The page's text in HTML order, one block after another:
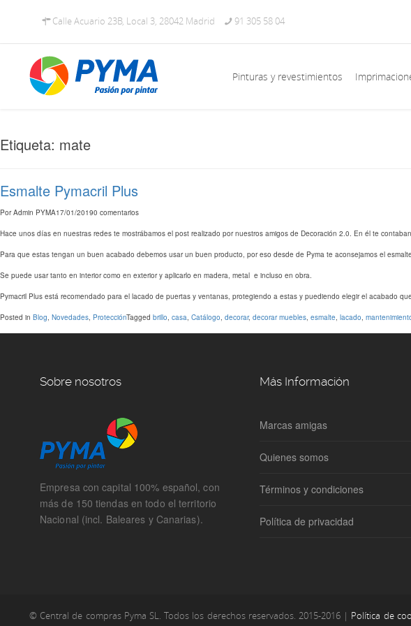
Calle Acuario 23B, Local 3, 28042 Madrid 91 305 58 04
Pinturas y revestimientos
Etiqueta: mate
Esmalte Pymacril Plus
PorAdmin PYMA17/01/20190 comentarios
Hace unos días en nuestras redes te mostrábamos el post realizado por nuestros amigos de Decoración 2.0. En él te
Para que estas tengan un buen acabado debemos usar un buen producto, por eso desde de Pyma te aconsejamos el
Se puede usar tanto en interior como en exterior y aplicarlo en madera, metal e incluso en obra.
Pymacril Plus está recomendado para el lacado de puertas y ventanas, protegiendo a estas y puediendo elegir el acabado
Posted in Blog, Novedades, ProtecciónTagged brillo, casa, Catálogo, decorar, decorar muebles, esmalte, lacado,
Sobre nosotros
Empresa con capital 100% español, con
más de 150 tiendas en todo el territorio
Nacional (incl. Baleares y Canarias).
Más Información
Marcas amigas
Quienes somos
Términos y condiciones
Política de privacidad
© Central de compras Pyma SL. Todos los derechos reservados. 2015-2016 | Política de